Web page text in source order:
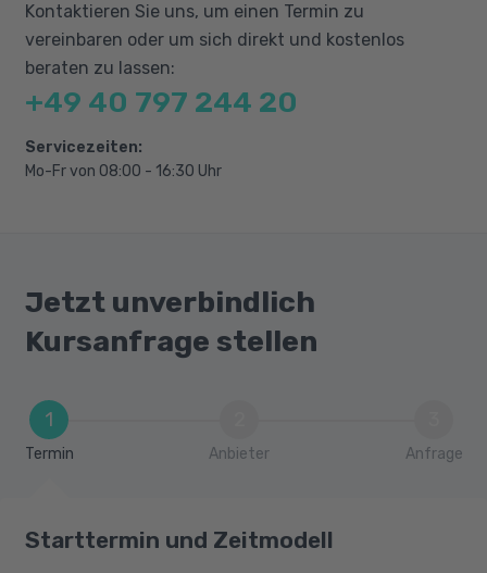
Kontaktieren Sie uns, um einen Termin zu
vereinbaren oder um sich direkt und kostenlos
beraten zu lassen:
+49 40 797 244 20
Servicezeiten:
Mo-Fr von 08:00 - 16:30 Uhr
Jetzt unverbindlich
Kursanfrage stellen
1
Termin Anbieter Anfrage
Starttermin und Zeitmodell